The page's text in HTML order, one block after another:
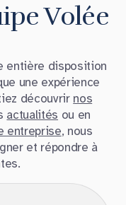
Volée
entière disposition
une expérience
découvrir nos
actualités ou en
entreprise, nous
et répondre à